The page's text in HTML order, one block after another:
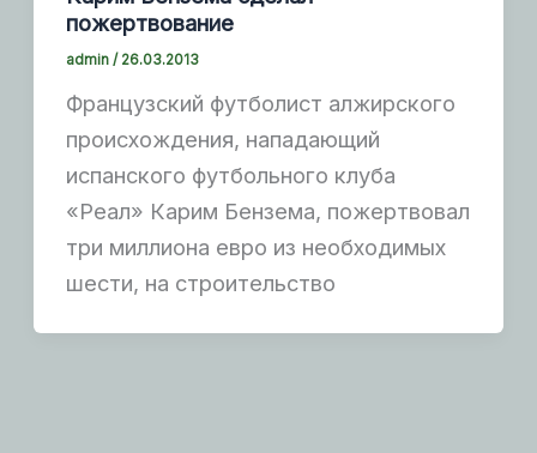
пожертвование
admin/ 26.03.2013
Французский футболист алжирского
происхождения, нападающий
испанского футбольного клуба
«Реал» Карим Бензема, пожертвовал
три миллиона евро из необходимых
шести, на строительство